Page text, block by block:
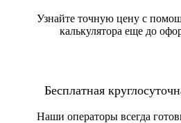
Узнайте точную цену с
калькулятора еще до
Бесплатная
Наши операторы всегда